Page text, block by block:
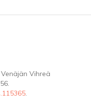
Vihreä
.